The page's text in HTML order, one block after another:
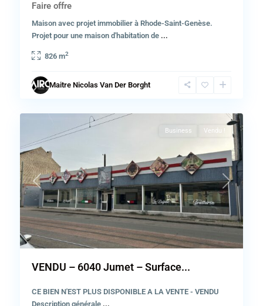
Faire offre
Maison avec projet immobilier à Rhode-Saint-Genèse.
Projet pour une maison d'habitation de ...
826 m2
Maitre Nicolas Van Der Borght
Province
de
Hainaut,
Previous Next
Business Vendu !
VENDU – 6040 Jumet – Surface...
CE BIEN N'EST PLUS DISPONIBLE A LA VENTE - VENDU
Description générale ...